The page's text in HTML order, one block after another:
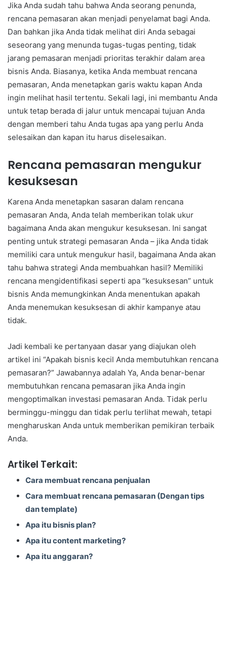
Jika Anda sudah tahu bahwa Anda seorang penunda,
rencana pemasaran akan menjadi penyelamat bagi Anda.
Dan bahkan jika Anda tidak melihat diri Anda sebagai
seseorang yang menunda tugas-tugas penting, tidak
jarang pemasaran menjadi prioritas terakhir dalam area
bisnis Anda. Biasanya, ketika Anda membuat rencana
pemasaran, Anda menetapkan garis waktu kapan Anda
ingin melihat hasil tertentu. Sekali lagi, ini membantu Anda
untuk tetap berada di jalur untuk mencapai tujuan Anda
dengan memberi tahu Anda tugas apa yang perlu Anda
selesaikan dan kapan itu harus diselesaikan.
Rencana pemasaran mengukur
kesuksesan
Karena Anda menetapkan sasaran dalam rencana
pemasaran Anda, Anda telah memberikan tolak ukur
bagaimana Anda akan mengukur kesuksesan. Ini sangat
penting untuk strategi pemasaran Anda – jika Anda tidak
memiliki cara untuk mengukur hasil, bagaimana Anda akan
tahu bahwa strategi Anda membuahkan hasil? Memiliki
rencana mengidentifikasi seperti apa “kesuksesan” untuk
bisnis Anda memungkinkan Anda menentukan apakah
Anda menemukan kesuksesan di akhir kampanye atau
tidak.
Jadi kembali ke pertanyaan dasar yang diajukan oleh
artikel ini “Apakah bisnis kecil Anda membutuhkan rencana
pemasaran?” Jawabannya adalah Ya, Anda benar-benar
membutuhkan rencana pemasaran jika Anda ingin
mengoptimalkan investasi pemasaran Anda. Tidak perlu
berminggu-minggu dan tidak perlu terlihat mewah, tetapi
mengharuskan Anda untuk memberikan pemikiran terbaik
Anda.
Artikel Terkait:
Cara membuat rencana penjualan
Cara membuat rencana pemasaran (Dengan tips
dan template)
Apa itu bisnis plan?
Apa itu content marketing?
Apa itu anggaran?